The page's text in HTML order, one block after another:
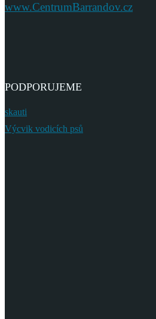
www.CentrumBarrandov.cz
PODPORUJEME
skauti
Výcvik vodicích psů